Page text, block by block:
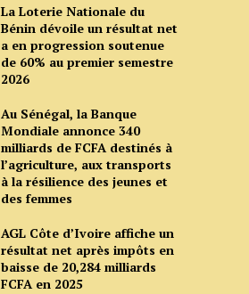
La Loterie Nationale du
Bénin dévoile un résultat net
a en progression soutenue
de 60% au premier semestre
2026
Au Sénégal, la Banque
Mondiale annonce 340
milliards de FCFA destinés à
l’agriculture, aux transports
à la résilience des jeunes et
des femmes
AGL Côte d’Ivoire affiche un
résultat net après impôts en
baisse de 20,284 milliards
FCFA en 2025